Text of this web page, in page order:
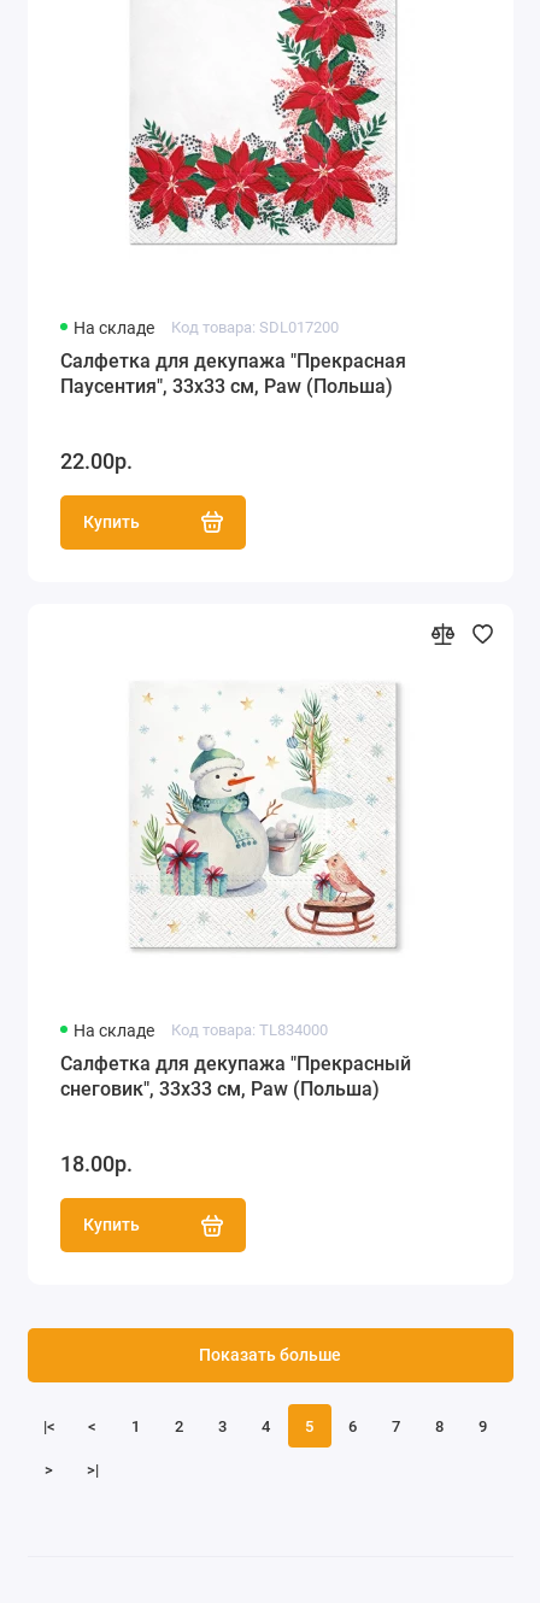
На складе Код товара: SDL017200
Салфетка для декупажа "Прекрасная
Паусентия", 33х33 см, Paw (Польша)
22.00р.
Купить
На складе Код товара: TL834000
Салфетка для декупажа "Прекрасный
снеговик", 33х33 см, Paw (Польша)
18.00р.
Купить
|< < 1 2 3 4 5 6 7 8 9
> >|
Показать больше